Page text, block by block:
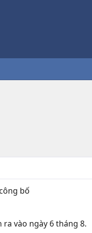
bố
vào ngày 6 tháng 8.